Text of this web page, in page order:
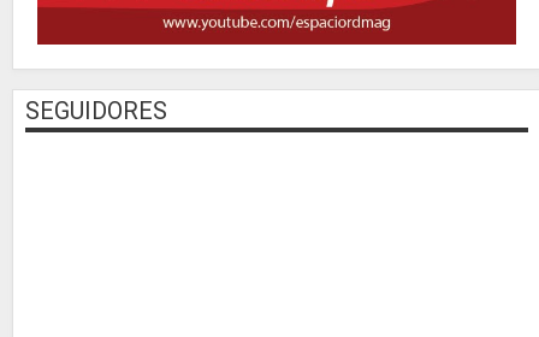
SEGUIDORES